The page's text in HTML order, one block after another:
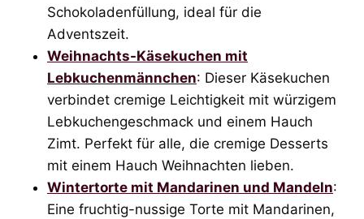
Schokoladenfüllung, ideal für die
Adventszeit.
Weihnachts-Käsekuchen mit
Lebkuchenmännchen: Dieser Käsekuchen
verbindet cremige Leichtigkeit mit würzigem
Lebkuchengeschmack und einem Hauch
Zimt. Perfekt für alle, die cremige Desserts
mit einem Hauch Weihnachten lieben.
Wintertorte mit Mandarinen und Mandeln:
Eine fruchtig-nussige Torte mit Mandarinen,